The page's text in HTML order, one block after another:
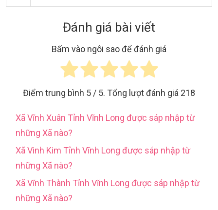
Đánh giá bài viết
Bấm vào ngôi sao để đánh giá
Điểm trung bình 5 / 5. Tổng lượt đánh giá 218
Xã Vĩnh Xuân Tỉnh Vĩnh Long được sáp nhập từ
những Xã nào?
Xã Vinh Kim Tỉnh Vĩnh Long được sáp nhập từ
những Xã nào?
Xã Vĩnh Thành Tỉnh Vĩnh Long được sáp nhập từ
những Xã nào?